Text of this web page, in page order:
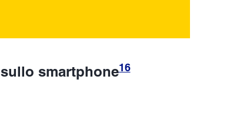
smartphone16